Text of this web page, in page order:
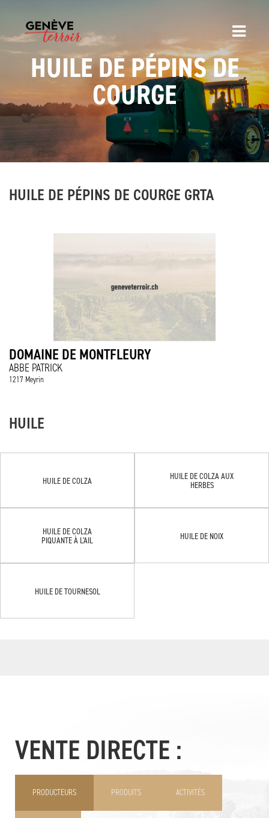
HUILE DE PÉPINS DE
COURGE
HUILE DE PÉPINS DE COURGE GRTA
DOMAINE DE MONTFLEURY
ABBE PATRICK
1217 Meyrin
HUILE
HUILE DE COLZA
HUILE DE COLZA AUX
HERBES
HUILE DE COLZA
PIQUANTE À L'AIL
HUILE DE NOIX
HUILE DE TOURNESOL
VENTE DIRECTE :
PRODUCTEURS PRODUITS ACTIVITÉS